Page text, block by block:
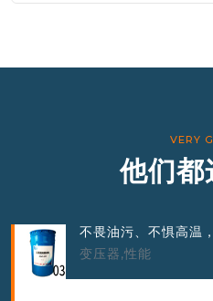
VERY
他们都
不畏油污、不惧高温
变压器,性能